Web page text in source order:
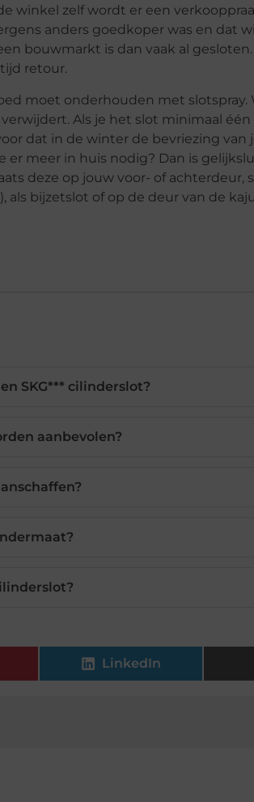
winkel zelf wordt er een
anders goedkoper was en dat
bouwmarkt is dan vaak al
retour.
moet onderhouden met slotspray.
Als je het slot minimaal één
dat in de winter de bevriezing van
er meer in huis nodig? Dan is
deze op jouw voor- of achterdeur,
bijzetslot of op de deur van de
SKG*** cilinderslot?
aanbevolen?
LinkedIn